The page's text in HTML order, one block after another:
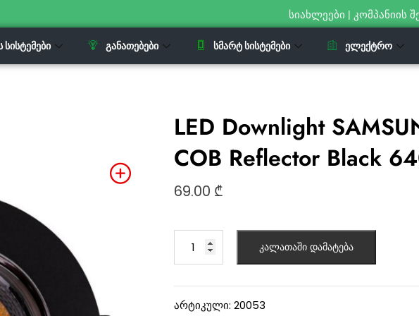
სიახლეები | კომპანიის
ᲡᲘᲡᲢᲔᲛᲔᲑᲘ ᲒᲐᲜᲐᲗᲔᲑᲔᲑᲘ ᲡᲛᲐᲠᲢ ᲡᲘᲡᲢᲔᲛᲔᲑᲘ ᲔᲚᲔᲥᲢᲠᲝ
LED Downlight
COB Reflector Black
69.00 ₾
კალათაში დამატება
არტიკული: 20053